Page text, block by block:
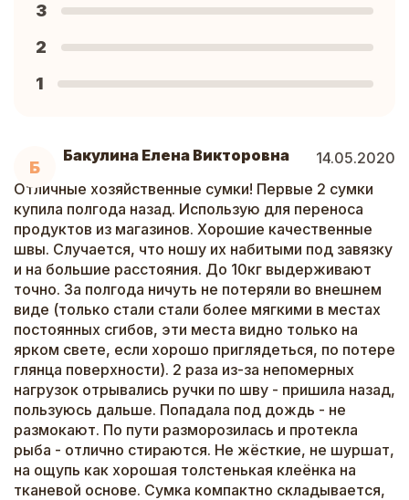
Б
Бакулина Елена Викторовна
14.05.2020
Отличные хозяйственные сумки! Первые 2 сумки
купила полгода назад. Использую для переноса
продуктов из магазинов. Хорошие качественные
швы. Случается, что ношу их набитыми под завязку
и на большие расстояния. До 10кг выдерживают
точно. За полгода ничуть не потеряли во внешнем
виде (только стали стали более мягкими в местах
постоянных сгибов, эти места видно только на
ярком свете, если хорошо приглядеться, по потере
глянца поверхности). 2 раза из-за непомерных
нагрузок отрывались ручки по шву - пришила назад,
пользуюсь дальше. Попадала под дождь - не
размокают. По пути разморозилась и протекла
рыба - отлично стираются. Не жёсткие, не шуршат,
на ощупь как хорошая толстенькая клеёнка на
тканевой основе. Сумка компактно складывается,
3
2
1